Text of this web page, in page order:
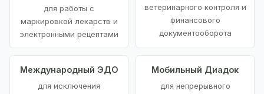
для работы с
маркировкой лекарств и
электронными рецептами
ветеринарного контроля и
финансового
документооборота
Международный ЭДО
для исключения
Мобильный Диадок
для непрерывного